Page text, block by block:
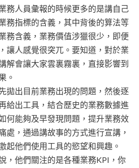
務人員彙報的時候更多的是講自己
務指標的含義，其中背後的算法等
務含義，業務價值涉獵很少，即便
讓人感覺很突兀。要知道，對於業
解會讓大家雲裏霧裏，直接影響到
。
拋出目前業務出現的問題，然後逐
給出工具，結合歷史的業務數據進
何能夠及早發現問題，提升業務效
處，通過講故事的方式進行宣講，
起他們使用工具的慾望和興趣。
，他們關注的是各種業務KPI，你